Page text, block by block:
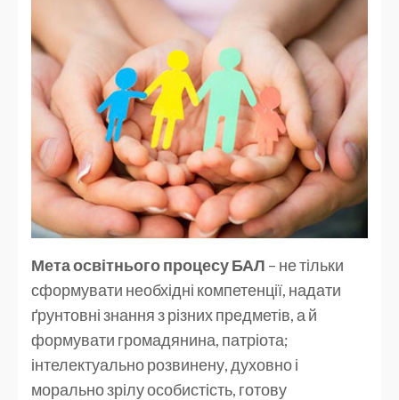
Мета освітнього процесуБАЛ – не тільки
сформувати необхідні компетенції, надати
ґрунтовні знання з різних предметів, а й
формувати громадянина, патріота;
інтелектуально розвинену, духовно і
морально зрілу особистість, готову